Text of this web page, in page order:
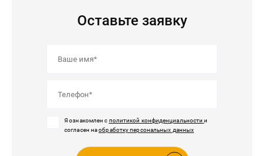
Оставьте заявку
Я ознакомлен с политикой конфиденциальностии
согласен наобработку персональных данных